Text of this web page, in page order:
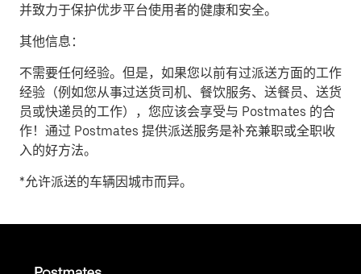
并致力于保护优步平台使用者的健康和安全。
其他信息：
不需要任何经验。但是，如果您以前有过派送方面的工作
经验（例如您从事过送货司机、餐饮服务、送餐员、送货
员或快递员的工作），您应该会享受与 Postmates 的合
作！通过 Postmates 提供派送服务是补充兼职或全职收
入的好方法。
*允许派送的车辆因城市而异。